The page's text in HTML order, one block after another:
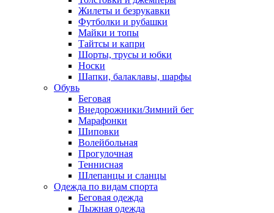
Жилеты и безрукавки
Футболки и рубашки
Майки и топы
Тайтсы и капри
Шорты, трусы и юбки
Носки
Шапки, балаклавы, шарфы
Обувь
Беговая
Внедорожники/Зимний бег
Марафонки
Шиповки
Волейбольная
Прогулочная
Теннисная
Шлепанцы и сланцы
Одежда по видам спорта
Беговая одежда
Лыжная одежда